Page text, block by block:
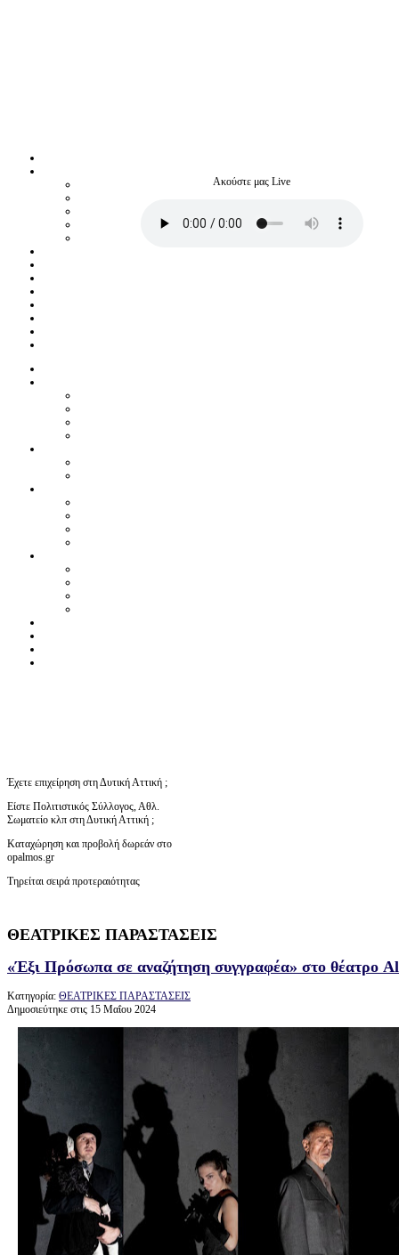
Ακούστε μας Live
Έχετε επιχείρηση στη Δυτική Αττική ;
Είστε Πολιτιστικός Σύλλογος, Αθλ.
Σωματείο κλπ στη Δυτική Αττική ;
Καταχώρηση και προβολή δωρεάν στο
opalmos.gr
Τηρείται σειρά προτεραιότητας
ΘΕΑΤΡΙΚΕΣ ΠΑΡΑΣΤΑΣΕΙΣ
«Έξι Πρόσωπα σε αναζήτηση συγγραφέα» στο θέατρο
Κατηγορία: ΘΕΑΤΡΙΚΕΣ ΠΑΡΑΣΤΑΣΕΙΣ
Δημοσιεύτηκε στις 15 Μαΐου 2024